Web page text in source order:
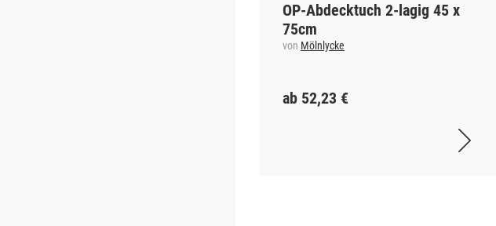
OP-Abdecktuch 2-lagig 45 x
75cm
von Mölnlycke
ab 52,23 €